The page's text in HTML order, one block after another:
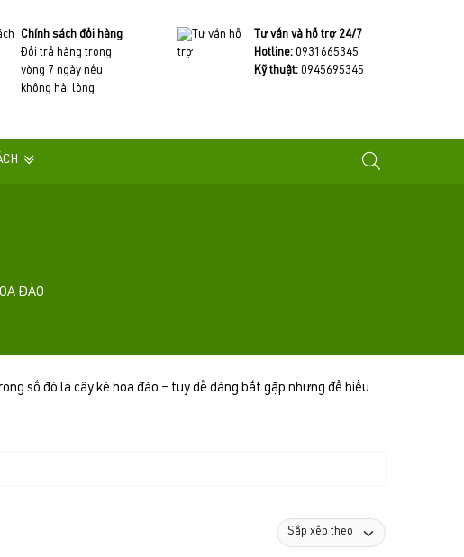
Chính sách đổi hàng
Đổi trả hàng trong
vòng 7 ngày nếu
không hài lòng
Tư vấn và hỗ trợ 24/7
Hotline:0931665345
Kỹ thuật: 0945695345
ĐÀO
số đó là cây ké hoa đào – tuy dễ dàng bắt gặp nhưng để hiểu